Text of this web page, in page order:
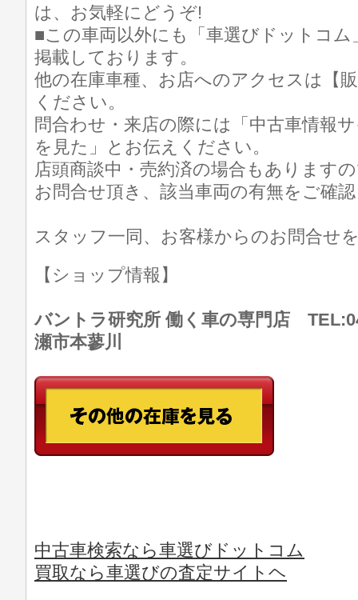
は、お気軽にどうぞ!
■この車両以外にも「車選びドットコ
掲載しております。
他の在庫車種、お店へのアクセスは【
ください。
問合わせ・来店の際には「中古車情報
を見た」とお伝えください。
店頭商談中・売約済の場合もあります
お問合せ頂き、該当車両の有無をご確
スタッフ一同、お客様からのお問合せ
【ショップ情報】
バントラ研究所 働く車の専門店
瀬市本蓼川
中古車検索なら車選びドットコム
買取なら車選びの査定サイトヘ